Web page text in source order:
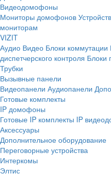
Видеодомофоны
Мониторы домофонов
мониторам
VIZIT
Аудио Видео Блоки коммутации
диспетчерского контроля Блоки
Трубки
Вызывные панели
Видеопанели Аудиопанели
Готовые комплекты
IP домофоны
Готовые IP комплекты IP
Аксессуары
Дополнительное оборудование
Переговорные устройства
Интеркомы
Элтис